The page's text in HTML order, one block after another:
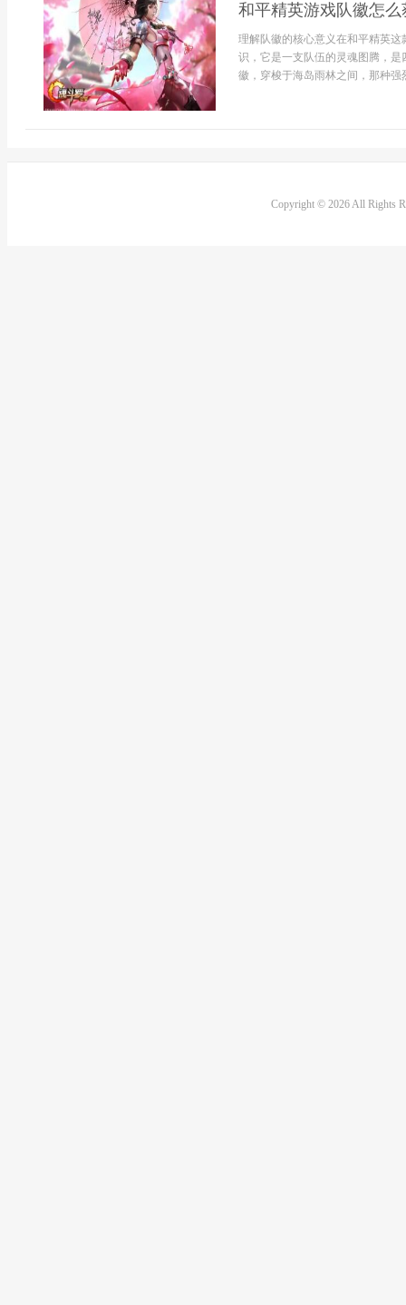
和平精英游戏队徽怎
理解队徽的核心意义在和平精英
识，它是一支队伍的灵魂图腾，
徽，穿梭于海岛雨林之间，那种
Copyright © 2026 All Rights